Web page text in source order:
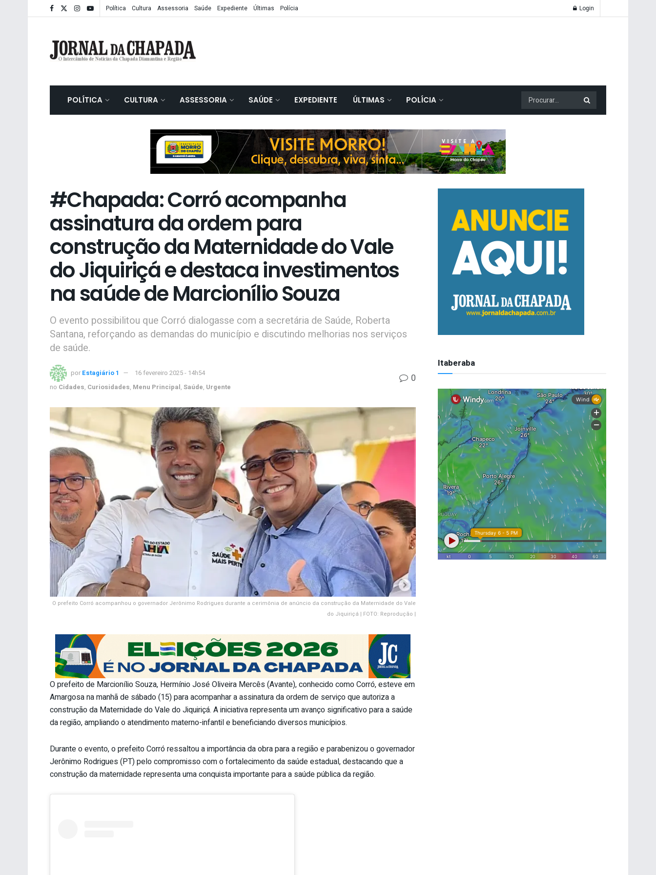
Política Cultura Assessoria Saúde Expediente Últimas Polícia Login
POLÍTICA CULTURA ASSESSORIA SAÚDE EXPEDIENTE ÚLTIMAS POLÍCIA
#Chapada: Corró acompanha
assinatura da ordem para
construção da Maternidade do Vale
do Jiquiriçá e destaca investimentos
na saúde de Marcionílio Souza
O evento possibilitou que Corró dialogasse com a secretária de Saúde, Roberta
Santana, reforçando as demandas do município e discutindo melhorias nos serviços
de saúde.
por Estagiário 1
16 fevereiro 2025 - 14h54
no Cidades, Curiosidades, Menu Principal, Saúde, Urgente
0
O prefeito Corró acompanhou o governador Jerônimo Rodrigues durante a cerimônia de anúncio da construção da Maternidade do Vale
do Jiquiriçá | FOTO: Reprodução |
O prefeito de Marcionílio Souza, Hermínio José Oliveira Mercês (Avante), conhecido como Corró, esteve em
Amargosa na manhã de sábado (15) para acompanhar a assinatura da ordem de serviço que autoriza a
construção da Maternidade do Vale do Jiquiriçá. A iniciativa representa um avanço significativo para a saúde
da região, ampliando o atendimento materno-infantil e beneficiando diversos municípios.
Durante o evento, o prefeito Corró ressaltou a importância da obra para a região e parabenizou o governador
Jerônimo Rodrigues (PT) pelo compromisso com o fortalecimento da saúde estadual, destacando que a
construção da maternidade representa uma conquista importante para a saúde pública da região.
Itaberaba